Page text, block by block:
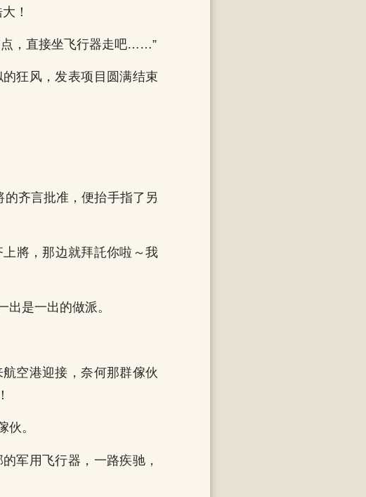
！
点，直接坐飞行器走吧……”
狂风，发表项目圆满结束
齐言批准，便抬手指了另
將，那边就拜託你啦～我
是一出的做派。
空港迎接，奈何那群傢伙
。
军用飞行器，一路疾驰，